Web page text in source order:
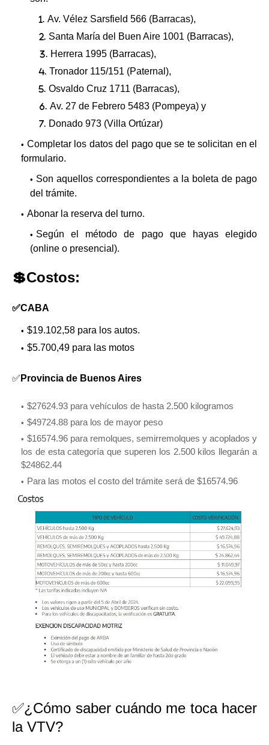
Av. Vélez Sarsfield 566 (Barracas),
Santa María del Buen Aire 1001 (Barracas),
Herrera 1995 (Barracas),
Tronador 115/151 (Paternal),
Osvaldo Cruz 1711 (Barracas),
Av. 27 de Febrero 5483 (Pompeya) y
Donado 973 (Villa Ortúzar)
Completar los datos del pago que se te solicitan en el
formulario.
Son aquellos correspondientes a la boleta de pago
del trámite.
Abonar la reserva del turno.
Según el método de pago que hayas elegido
(online o presencial).
💲Costos:
✅CABA
$19.102,58 para los autos.
$5.700,49 para las motos
✅ Provincia de Buenos Aires
$27624.93 para vehículos de hasta 2.500 kilogramos
$49724.88 para los de mayor peso
$16574.96 para remolques, semirremolques y acoplados y
los de esta categoría que superen los 2.500 kilos llegarán a
$24862.44
Para las motos el costo del trámite será de $16574.96
✅¿Cómo saber cuándo me toca hacer
la VTV?